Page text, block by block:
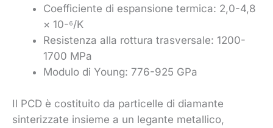
Coefficiente di espansione termica: 2,0-4,8
× 10-⁶/K
Resistenza alla rottura trasversale: 1200-
1700 MPa
Modulo di Young: 776-925 GPa
Il PCD è costituito da particelle di diamante
sinterizzate insieme a un legante metallico,